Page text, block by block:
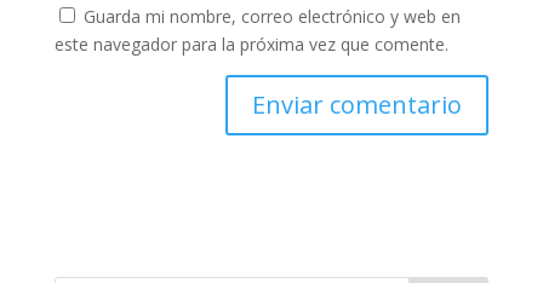
Guarda mi nombre, correo electrónico y web en
este navegador para la próxima vez que comente.